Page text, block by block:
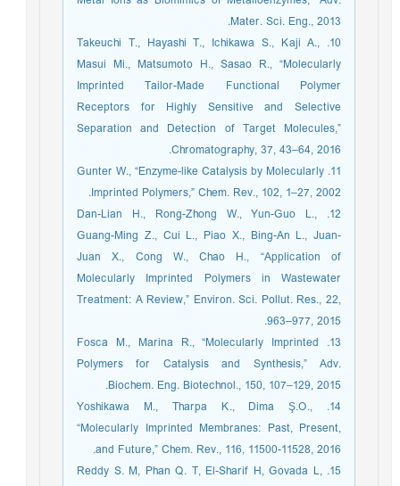
Mater. Sci. Eng., 2013.
10. Takeuchi T., Hayashi T., Ichikawa S., Kaji A.,
Masui Mi., Matsumoto H., Sasao R., “Molecularly
Imprinted Tailor-Made Functional Polymer
Receptors for Highly Sensitive and Selective
Separation and Detection of Target Molecules,”
Chromatography, 37, 43–64, 2016.
11. Gunter W., “Enzyme-like Catalysis by Molecularly
Imprinted Polymers,” Chem. Rev., 102, 1–27, 2002.
12. Dan-Lian H., Rong-Zhong W., Yun-Guo L.,
Guang-Ming Z., Cui L., Piao X., Bing-An L., Juan-
Juan X., Cong W., Chao H., “Application of
Molecularly Imprinted Polymers in Wastewater
Treatment: A Review,” Environ. Sci. Pollut. Res., 22,
963–977, 2015.
13. Fosca M., Marina R., “Molecularly Imprinted
Polymers for Catalysis and Synthesis,” Adv.
Biochem. Eng. Biotechnol., 150, 107–129, 2015.
14. Yoshikawa M., Tharpa K., Dima Ş.O.,
“Molecularly Imprinted Membranes: Past, Present,
and Future,” Chem. Rev., 116, 11500-11528, 2016.
15. Reddy S. M, Phan Q. T, El-Sharif H, Govada L,